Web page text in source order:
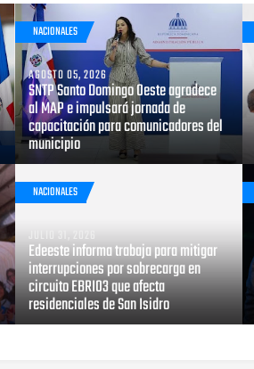
NACIONALES
AGOSTO 05, 2026
SNTP Santo Domingo Oeste agradece
al MAP e impulsará jornada de
capacitación para comunicadores del
municipio
NACIONALES
JULIO 31, 2026
Edeeste informa trabaja para mitigar
interrupciones por sobrecarga en
circuito EBRI03 que afecta
residenciales de San Isidro